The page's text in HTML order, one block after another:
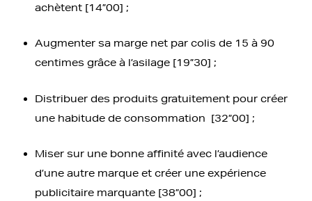
achètent [14”00] ;
Augmenter sa marge net par colis de 15 à 90
centimes grâce à l’asilage [19”30] ;
Distribuer des produits gratuitement pour créer
une habitude de consommation [32”00] ;
Miser sur une bonne affinité avec l’audience
d’une autre marque et créer une expérience
publicitaire marquante [38”00] ;